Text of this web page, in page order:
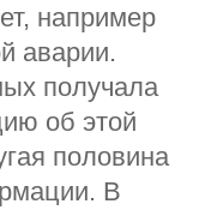
например
аварии.
получала
об этой
половина
В